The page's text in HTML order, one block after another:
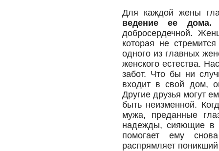
Для каждой жены
ведение ее
добросердечной.
которая не
одного из главных
женского естества.
забот. Что бы ни
входит в свой дом,
Другие друзья могут
быть неизменной.
мужа, преданные
надежды, сияющие в
помогает ему
распрямляет поникший